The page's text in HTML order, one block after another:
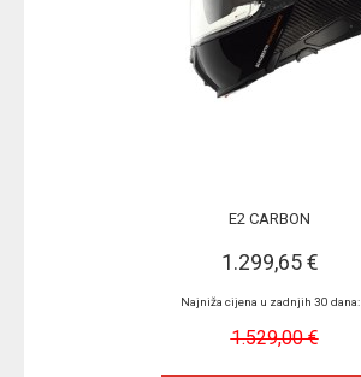
E2 CARBON
1.299,65 €
Najniža cijena u zadnjih 30 dana:
1.529,00 €